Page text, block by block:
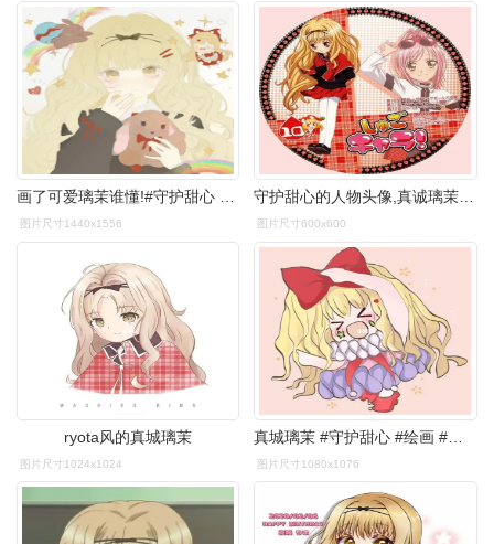
图片尺寸1440x1556 图片尺寸600x600
ryota风的真城璃茉
图片尺寸1024x1024 图片尺寸1080x1076